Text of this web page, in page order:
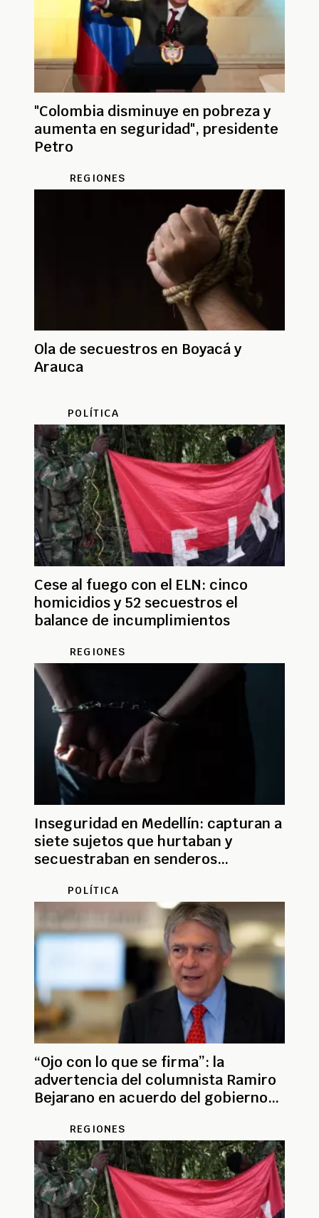
"Colombia disminuye en pobreza y
aumenta en seguridad", presidente
Petro
REGIONES
Ola de secuestros en Boyacá y
Arauca
POLÍTICA
Cese al fuego con el ELN: cinco
homicidios y 52 secuestros el
balance de incumplimientos
REGIONES
Inseguridad en Medellín: capturan a
siete sujetos que hurtaban y
secuestraban en senderos
POLÍTICA
“Ojo con lo que se firma”: la
advertencia del columnista Ramiro
Bejarano en acuerdo del gobierno
REGIONES